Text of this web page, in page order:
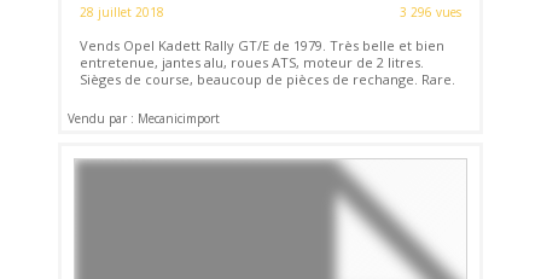
28 juillet 2018
3 296 vues
Vends Opel Kadett Rally GT/E de 1979. Très belle et bien
entretenue, jantes alu, roues ATS, moteur de 2 litres.
Sièges de course, beaucoup de pièces de rechange. Rare.
Vendu par : Mecanicimport